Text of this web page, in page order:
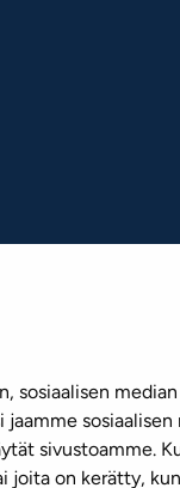
sosiaalisen median
sosiaalisen
sivustoamme.
joita on kerätty,